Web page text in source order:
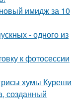
имидж за 10
- одного из
к фотосессии
хумы Куреши
созданный